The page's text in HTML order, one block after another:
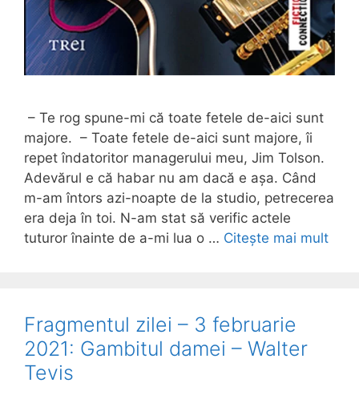
– Te rog spune-mi că toate fetele de-aici sunt
majore. – Toate fetele de-aici sunt majore, îi
repet îndatoritor managerului meu, Jim Tolson.
Adevărul e că habar nu am dacă e așa. Când
m-am întors azi-noapte de la studio, petrecerea
era deja în toi. N-am stat să verific actele
tuturor înainte de a-mi lua o … Citește mai mult
Fragmentul zilei – 3 februarie
2021: Gambitul damei – Walter
Tevis